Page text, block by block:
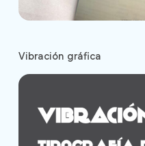
Vibración gráfica